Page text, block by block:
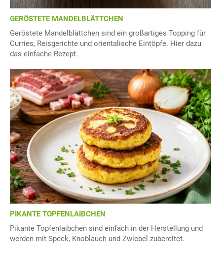
GERÖSTETE MANDELBLÄTTCHEN
Geröstete Mandelblättchen sind ein großartiges Topping für
Curries, Reisgerichte und orientalische Eintöpfe. Hier dazu
das einfache Rezept.
PIKANTE TOPFENLAIBCHEN
Pikante Topfenlaibchen sind einfach in der Herstellung und
werden mit Speck, Knoblauch und Zwiebel zubereitet.